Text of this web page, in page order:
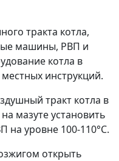
тракта котла,
машины, РВП и
котла в
инструкций.
тракт котла в
мазуте установить
на уровне 100-110°С.
открыть